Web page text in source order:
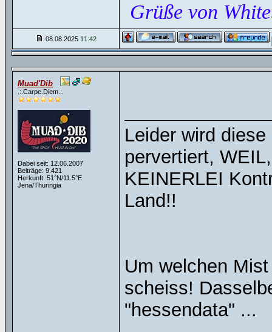
Grüße von
08.08.2025 11:42
Muad'Dib
.:.Carpe.Diem.:.
Dabei seit: 12.06.2007
Beiträge: 9.421
Herkunft: 51°N/11.5°E
Jena/Thuringia
Leider wird
pervertiert,
KEINERLEI
Land!!
Um welchen
scheiss!
"hessendata" ...